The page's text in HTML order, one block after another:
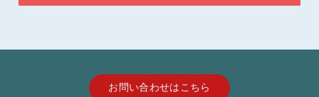
お問い合わせはこちら